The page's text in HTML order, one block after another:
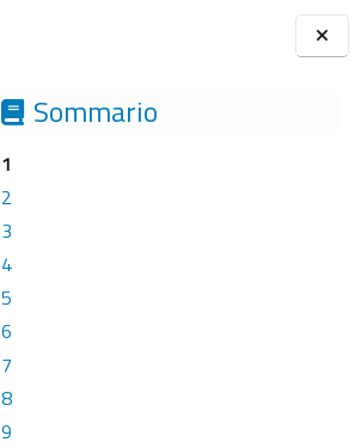
Blocchi
Sommario
1
2
3
4
5
6
7
8
9